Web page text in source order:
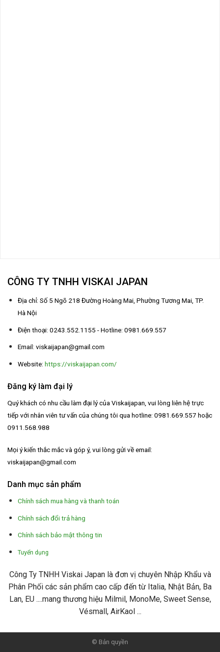
CÔNG TY TNHH VISKAI JAPAN
Địa chỉ: Số 5 Ngõ 218 Đường Hoàng Mai, Phường Tương Mai, TP.
Hà Nội
Điện thoại: 0243.552.1155 - Hotline: 0981.669.557
Email: viskaijapan@gmail.com
Website: https://viskaijapan.com/
Đăng ký làm đại lý
Quý khách có nhu cầu làm đại lý của Viskaijapan, vui lòng liên hệ trực
tiếp với nhân viên tư vấn của chúng tôi qua hotline: 0981.669.557 hoặc
0911.568.988
Mọi ý kiến thắc mắc và góp ý, vui lòng gửi về email:
viskaijapan@gmail.com
Danh mục sản phẩm
Chính sách mua hàng và thanh toán
Chính sách đổi trả hàng
Chính sách bảo mật thông tin
Tuyển dụng
Công Ty TNHH Viskai Japan là đơn vị chuyên Nhập Khẩu và
Phân Phối các sản phẩm cao cấp đến từ Italia, Nhật Bản, Ba
Lan, EU ....mang thương hiệu Milmil, MonoMe, Sweet Sense,
Vésmall, AirKaol ...
© Bản quyền